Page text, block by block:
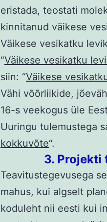
eristada, teostati
kinnitanud väikese
Väikese vesikatku
“Väikese vesikatku
siin: “Väikese
Vähi võõrliikide,
16-s veekogus üle
Uuringu tulemustega
kokkuvõte“.
3. Projekti
Teavitustegevusega
mahus, kui algselt
koduleht nii eesti kui